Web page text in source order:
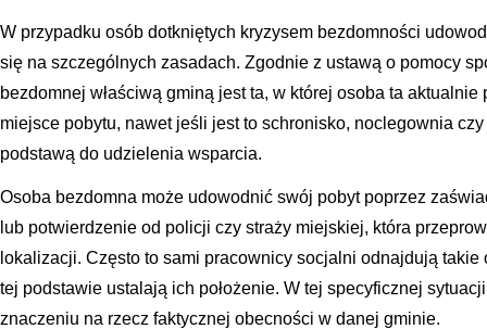
W przypadku osób dotkniętych kryzysem bezdomności
się na szczególnych zasadach. Zgodnie z ustawą o pomocy
bezdomnej właściwą gminą jest ta, w której osoba ta
miejsce pobytu, nawet jeśli jest to schronisko, noclegownia
podstawą do udzielenia wsparcia.
Osoba bezdomna może udowodnić swój pobyt poprzez
lub potwierdzenie od policji czy straży miejskiej, która
lokalizacji. Często to sami pracownicy socjalni odnajdują
tej podstawie ustalają ich położenie. W tej specyficznej
znaczeniu na rzecz faktycznej obecności w danej gminie.